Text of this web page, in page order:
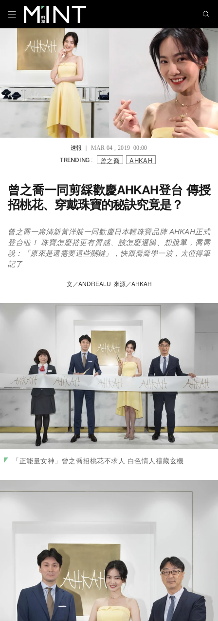
速報 ｜ MAR 04 , 2019 00:00
TRENDING : 曾之喬 AHKAH
曾之喬一同剪綵歡慶AHKAH登台 傳授
招桃花、穿戴珠寶的秘訣究竟是？
曾之喬一席清新黃洋裝一同歡慶日本輕珠寶品牌 AHKAH正式
登台啦！ 珠寶怎麼搭更有質感、該怎麼選購、想脫單，喬喬
說：「原來是還需要這些關鍵」，快跟喬喬學一波，太值得筆
記了
文／ANDREALU 來源／AHKAH
「正能量女神」曾之喬招桃花不求人 白色情人禮藏玄機